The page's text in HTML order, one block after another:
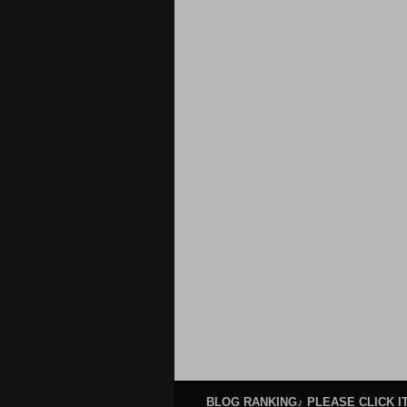
BLOG RANKING♪ PLEASE CLICK